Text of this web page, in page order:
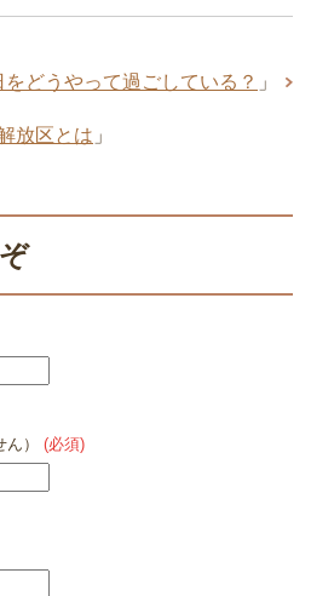
どうやって過ごしている？ 」
放区とは 」
ん） (必須)